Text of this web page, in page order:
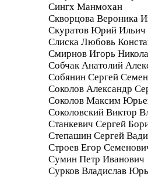
Сингх Манмохан
Скворцова Вероника
Скуратов Юрий Ильич
Слиска Любовь
Смирнов Игорь
Собчак Анатолий
Собянин Сергей
Соколов Александр
Соколов Максим
Соколовский Виктор
Станкевич Сергей
Степашин Сергей
Строев Егор
Сумин Петр Иванович
Сурков Владислав